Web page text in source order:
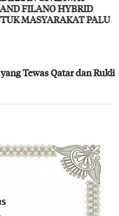
Tewas Qatar dan Rukli